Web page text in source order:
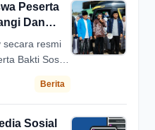
Peserta
Dan
secara resmi
Bakti Sosial
pada
Berita
Sosial